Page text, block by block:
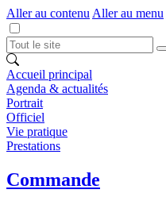
Aller au contenu Aller au menu
Accueil principal
Agenda & actualités
Portrait
Officiel
Vie pratique
Prestations
Commande